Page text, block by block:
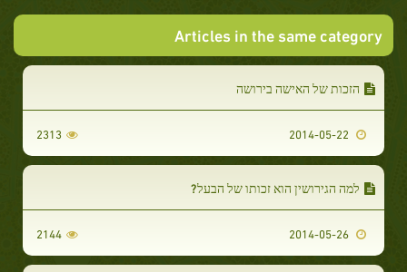
Articles in the same category
הזכות של האישה בירושה
2313
למה הגירושין הוא זכותו של הבעל?
2144